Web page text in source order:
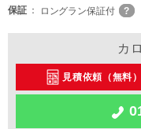
保証
ロングラン保証付
カ
見積依頼（無料）